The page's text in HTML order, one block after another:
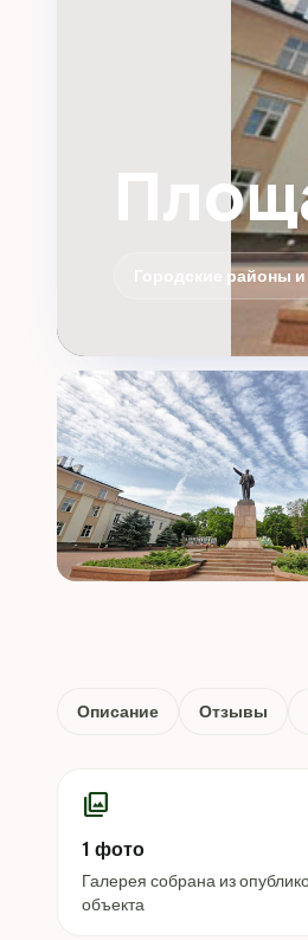
Городские районы
Описание Отзывы
photo_library
1 фото
Галерея собрана из
объекта